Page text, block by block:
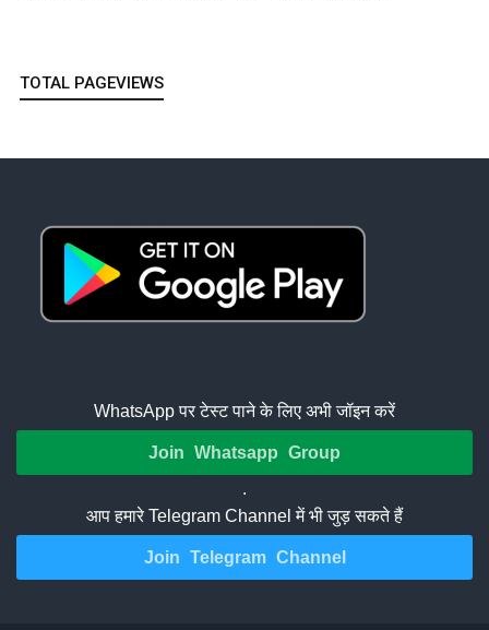
TOTAL PAGEVIEWS
WhatsApp पर टेस्ट पाने के लिए अभी जॉइन करें
Join Whatsapp Group
.
आप हमारे Telegram Channel में भी जुड़ सकते हैं
Join Telegram Channel